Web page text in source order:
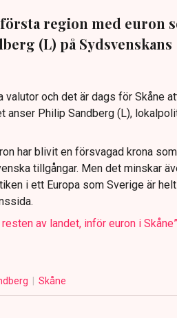
region med euron
(L) på Sydsvenskans
valutor och det är dags för Skåne
anser Philip Sandberg (L),
har blivit en försvagad krona
tillgångar. Men det minskar
i ett Europa som Sverige är
av landet, inför euron i Skåne”
Skåne